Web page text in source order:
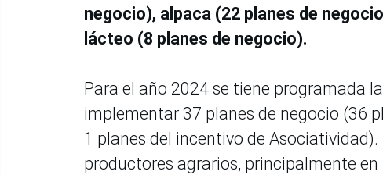
negocio), alpaca (22 planes de
lácteo (8 planes de negocio).
Para el año 2024 se tiene programada
implementar 37 planes de negocio (36
1 planes del incentivo de
productores agrarios, principalmente